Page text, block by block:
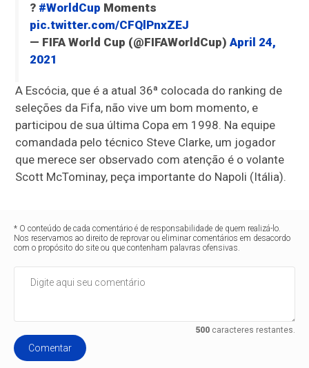
? #WorldCup Moments
pic.twitter.com/CFQlPnxZEJ
— FIFA World Cup (@FIFAWorldCup) April 24,
2021
A Escócia, que é a atual 36ª colocada do ranking de
seleções da Fifa, não vive um bom momento, e
participou de sua última Copa em 1998. Na equipe
comandada pelo técnico Steve Clarke, um jogador
que merece ser observado com atenção é o volante
Scott McTominay, peça importante do Napoli (Itália).
* O conteúdo de cada comentário é de responsabilidade de quem realizá-lo.
Nos reservamos ao direito de reprovar ou eliminar comentários em desacordo
com o propósito do site ou que contenham palavras ofensivas.
500caracteres restantes.
Comentar